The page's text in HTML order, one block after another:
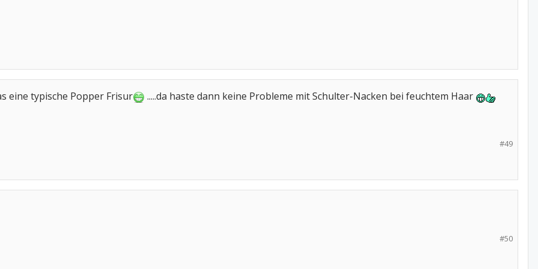
eine typische Popper Frisur .....da haste dann keine Probleme mit Schulter-Nacken bei feuchtem Haar
#49
#50